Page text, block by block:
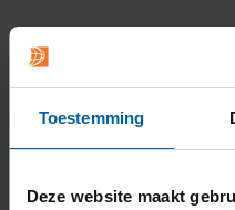
Toestemming
Deze website maakt
Nederlandse
Zet deze data in je
Vóór of op 1 mei